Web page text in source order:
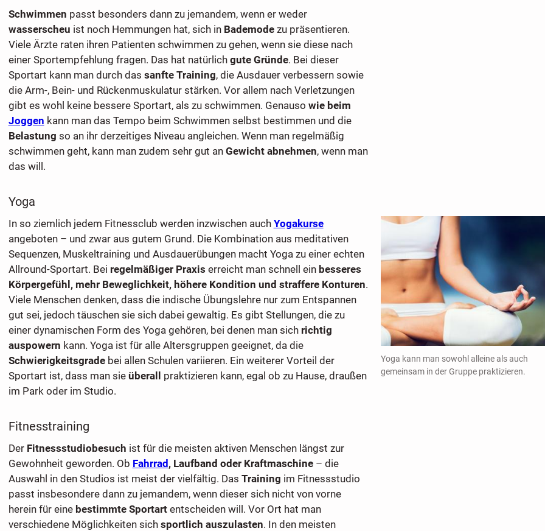
Schwimmen passt besonders dann zu jemandem, wenn er weder
wasserscheu ist noch Hemmungen hat, sich in Bademodezu präsentieren.
Viele Ärzte raten ihren Patienten schwimmen zu gehen, wenn sie diese nach
einer Sportempfehlung fragen. Das hat natürlich gute Gründe. Bei dieser
Sportart kann man durch das sanfte Training, die Ausdauer verbessern sowie
die Arm-, Bein- und Rückenmuskulatur stärken. Vor allem nach Verletzungen
gibt es wohl keine bessere Sportart, als zu schwimmen. Genauso wie beim
Joggen kann man das Tempo beim Schwimmen selbst bestimmen und die
Belastung so an ihr derzeitiges Niveau angleichen. Wenn man regelmäßig
schwimmen geht, kann man zudem sehr gut an Gewicht abnehmen, wenn man
das will.
Yoga
Yoga kann man sowohl alleine als auch
gemeinsam in der Gruppe praktizieren.
In so ziemlich jedem Fitnessclub werden inzwischen auch Yogakurse
angeboten – und zwar aus gutem Grund. Die Kombination aus meditativen
Sequenzen, Muskeltraining und Ausdauerübungen macht Yoga zu einer echten
Allround-Sportart. Bei regelmäßiger Praxis erreicht man schnell ein besseres
Körpergefühl, mehr Beweglichkeit, höhere Kondition und straffere Konturen.
Viele Menschen denken, dass die indische Übungslehre nur zum Entspannen
gut sei, jedoch täuschen sie sich dabei gewaltig. Es gibt Stellungen, die zu
einer dynamischen Form des Yoga gehören, bei denen man sich richtig
auspowern kann. Yoga ist für alle Altersgruppen geeignet, da die
Schwierigkeitsgradebei allen Schulen variieren. Ein weiterer Vorteil der
Sportart ist, dass man sie überall
praktizieren kann, egal ob zu Hause, draußen
im Park oder im Studio.
Fitnesstraining
Der Fitnessstudiobesuch ist für die meisten aktiven Menschen längst zur
Gewohnheit geworden. Ob Fahrrad, Laufband oder Kraftmaschine– die
Auswahl in den Studios ist meist der vielfältig. Das Training im Fitnessstudio
passt insbesondere dann zu jemandem, wenn dieser sich nicht von vorne
herein für eine bestimmte Sportartentscheiden will. Vor Ort hat man
verschiedene Möglichkeiten sich sportlich auszulasten. In den meisten